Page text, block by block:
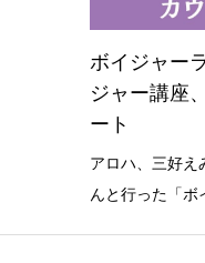
ボイジャー
ジャー講座
ート
アロハ、三好え
んと行った「ボ